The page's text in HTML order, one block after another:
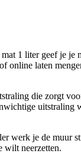
1 liter geef je je
online laten
die zorgt
uitstraling
werk je de muur
wilt neerzetten.